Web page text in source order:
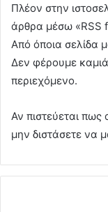
Πλέον στην
άρθρα μέσω «RSS
Από όποια σελίδα
Δεν φέρουμε
περιεχόμενο.
Αν πιστεύεται πως
μην διστάσετε να